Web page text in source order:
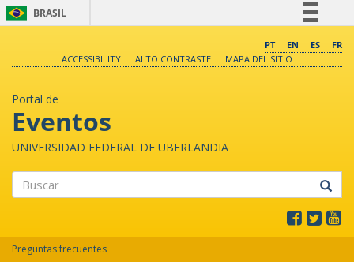
BRASIL
Comunica BR
PT EN ES
FR
ACCESSIBILITY
ALTO CONTRASTE MAPA DEL SITIO
Portal de
Eventos
UNIVERSIDAD FEDERAL DE UBERLANDIA
Preguntas frecuentes